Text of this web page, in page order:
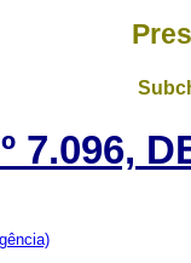
7.096,